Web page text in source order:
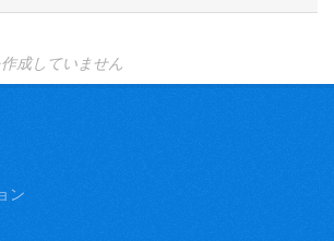
成していません
ン